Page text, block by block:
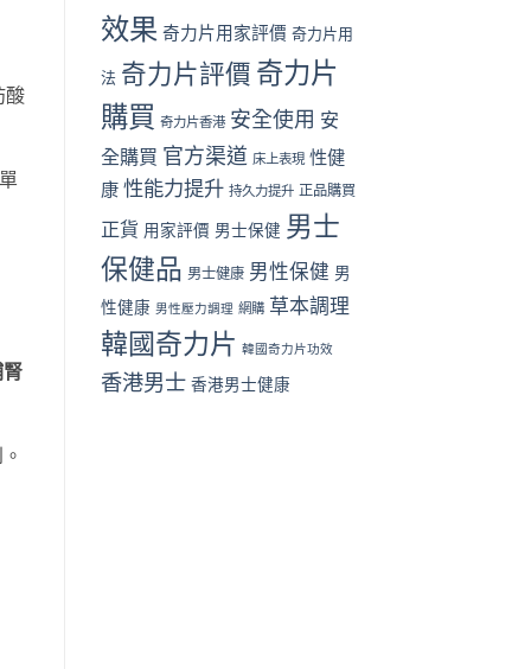
酸
腎
（2026
香
港
篇）〉
效
果、
價
格
用
家
評
價〉
效果 奇力片用家評價 奇力片用
法 奇力片評價 奇力片
購買 奇力片香港 安全使用 安
全購買 官方渠道 床上表現 性健
康 性能力提升 持久力提升 正品購買
正貨 用家評價 男士保健 男士
保健品 男士健康 男性保健 男
性健康 男性壓力調理 網購 草本調理
韓國奇力片 韓國奇力片功效
香港男士 香港男士健康